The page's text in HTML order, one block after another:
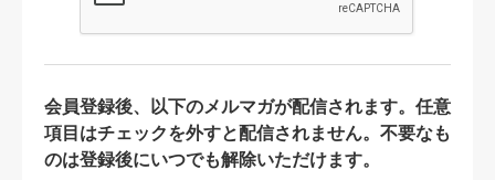
会員登録後、以下のメルマガが配信されます。任意
項目はチェックを外すと配信されません。不要なも
のは登録後にいつでも解除いただけます。